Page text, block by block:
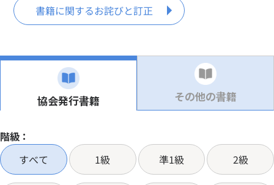
検定概要
実用数学技能検定とは
各階級の概要・検定の出題内容
検定料について
特長とメリット
特長とメリット
入試における活用制度
入試における数検の活用・優遇制度
お申し込み・ログイン
お申し込み・ログイン
個人受検のお申し込み
教材
教材
合否結果と解答
書籍に関するお詫びと訂正
協会発行書籍 その他の書籍
階級：
すべて
1級 準1級 2級